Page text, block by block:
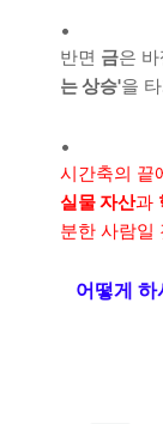
반면 금은
는 상승'을
시간축의 끝
실물 자산과
분한 사람일
어떻게